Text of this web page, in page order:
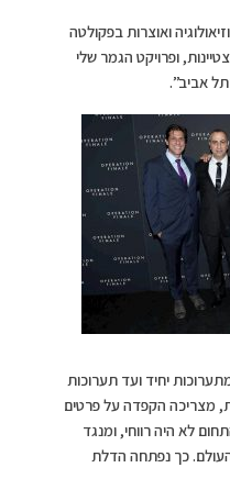
ואוצרות בפקולטה
ופרויקט הגמר שלי
אביב”.
יחיד ועד תערוכות
מצריכה הקפדה על פרטים
לא היה רווחי, ומנגד
העולם. כך נפתחה הדלת